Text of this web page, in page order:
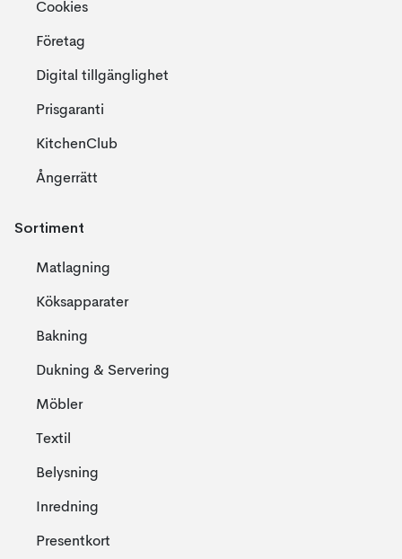
Cookies
Företag
Digital tillgänglighet
Prisgaranti
KitchenClub
Ångerrätt
Sortiment
Matlagning
Köksapparater
Bakning
Dukning & Servering
Möbler
Textil
Belysning
Inredning
Presentkort